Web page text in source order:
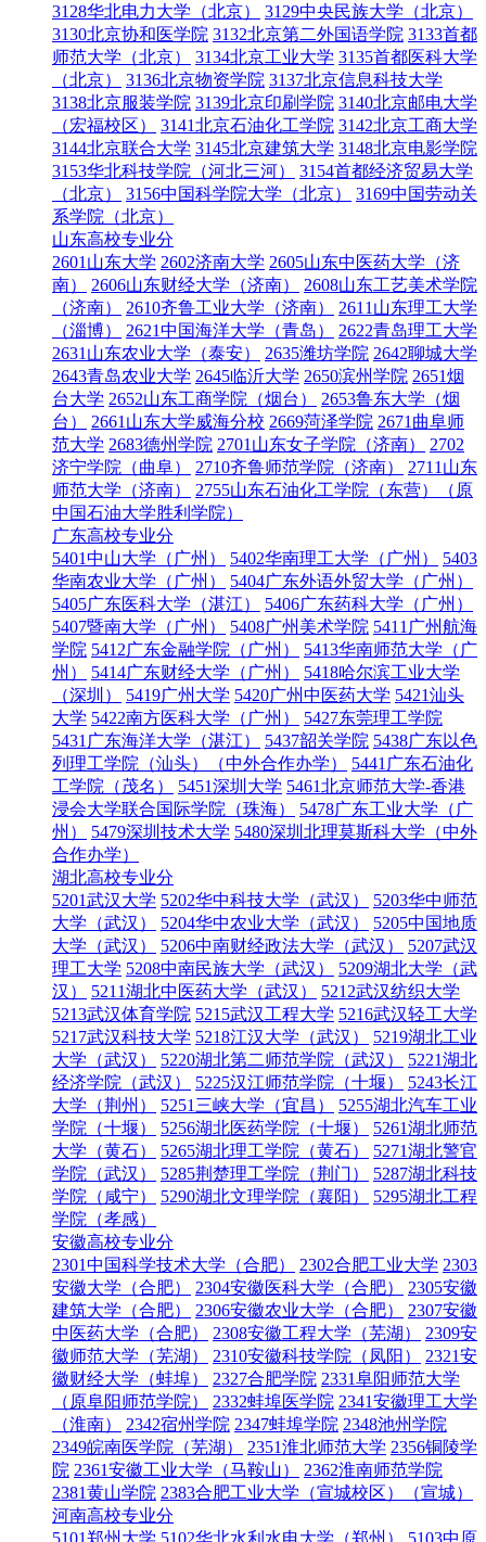
3128华北电力大学（北京）
3129中央民族大学（北京）
3130北京协和医学院 3132北京第二外国语学院 3133首都
师范大学（北京）
3134北京工业大学 3135首都医科大学
（北京）
3136北京物资学院 3137北京信息科技大学
3138北京服装学院 3139北京印刷学院 3140北京邮电大学
（宏福校区）
3141北京石油化工学院 3142北京工商大学
3144北京联合大学 3145北京建筑大学 3148北京电影学院
3153华北科技学院（河北三河）
3154首都经济贸易大学
（北京）
3156中国科学院大学（北京）
3169中国劳动关
系学院（北京）
山东高校专业分
2601山东大学 2602济南大学 2605山东中医药大学（济
南）
2606山东财经大学（济南）
2608山东工艺美术学院
（济南）
2610齐鲁工业大学（济南）
2611山东理工大学
（淄博）
2621中国海洋大学（青岛）
2622青岛理工大学
2631山东农业大学（泰安）
2635潍坊学院 2642聊城大学
2643青岛农业大学 2645临沂大学 2650滨州学院 2651烟
台大学 2652山东工商学院（烟台）
2653鲁东大学（烟
台）
2661山东大学威海分校 2669菏泽学院 2671曲阜师
范大学 2683德州学院 2701山东女子学院（济南）
2702
济宁学院（曲阜）
2710齐鲁师范学院（济南）
2711山东
师范大学（济南）
2755山东石油化工学院（东营）（原
中国石油大学胜利学院）
广东高校专业分
5401中山大学（广州）
5402华南理工大学（广州）
5403
华南农业大学（广州）
5404广东外语外贸大学（广州）
5405广东医科大学（湛江）
5406广东药科大学（广州）
5407暨南大学（广州）
5408广州美术学院 5411广州航海
学院 5412广东金融学院（广州）
5413华南师范大学（广
州）
5414广东财经大学（广州）
5418哈尔滨工业大学
（深圳）
5419广州大学 5420广州中医药大学 5421汕头
大学 5422南方医科大学（广州）
5427东莞理工学院
5431广东海洋大学（湛江）
5437韶关学院 5438广东以色
列理工学院（汕头）（中外合作办学）
5441广东石油化
工学院（茂名）
5451深圳大学 5461北京师范大学-香港
浸会大学联合国际学院（珠海）
5478广东工业大学（广
州）
5479深圳技术大学 5480深圳北理莫斯科大学（中外
合作办学）
湖北高校专业分
5201武汉大学 5202华中科技大学（武汉）
5203华中师范
大学（武汉）
5204华中农业大学（武汉）
5205中国地质
大学（武汉）
5206中南财经政法大学（武汉）
5207武汉
理工大学 5208中南民族大学（武汉）
5209湖北大学（武
汉）
5211湖北中医药大学（武汉）
5212武汉纺织大学
5213武汉体育学院 5215武汉工程大学 5216武汉轻工大学
5217武汉科技大学 5218江汉大学（武汉）
5219湖北工业
大学（武汉）
5220湖北第二师范学院（武汉）
5221湖北
经济学院（武汉）
5225汉江师范学院（十堰）
5243长江
大学（荆州）
5251三峡大学（宜昌）
5255湖北汽车工业
学院（十堰）
5256湖北医药学院（十堰）
5261湖北师范
大学（黄石）
5265湖北理工学院（黄石）
5271湖北警官
学院（武汉）
5285荆楚理工学院（荆门）
5287湖北科技
学院（咸宁）
5290湖北文理学院（襄阳）
5295湖北工程
学院（孝感）
安徽高校专业分
2301中国科学技术大学（合肥）
2302合肥工业大学 2303
安徽大学（合肥）
2304安徽医科大学（合肥）
2305安徽
建筑大学（合肥）
2306安徽农业大学（合肥）
2307安徽
中医药大学（合肥）
2308安徽工程大学（芜湖）
2309安
徽师范大学（芜湖）
2310安徽科技学院（凤阳）
2321安
徽财经大学（蚌埠）
2327合肥学院 2331阜阳师范大学
（原阜阳师范学院）
2332蚌埠医学院 2341安徽理工大学
（淮南）
2342宿州学院 2347蚌埠学院 2348池州学院
2349皖南医学院（芜湖）
2351淮北师范大学 2356铜陵学
院 2361安徽工业大学（马鞍山）
2362淮南师范学院
2381黄山学院 2383合肥工业大学（宣城校区）（宣城）
河南高校专业分
5101郑州大学 5102华北水利水电大学（郑州） 5103中原